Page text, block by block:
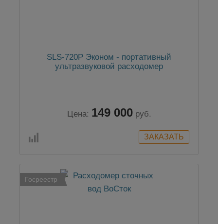
SLS-720P Эконом - портативный
ультразвуковой расходомер
Цена: 149 000 руб.
Госреестр